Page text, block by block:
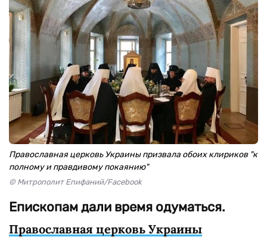
Православная церковь Украины призвала обоих клириков "к
полному и правдивому покаянию"
© Митрополит Епифаний/Facebook
Епископам дали время одуматься.
Православная церковь Украины